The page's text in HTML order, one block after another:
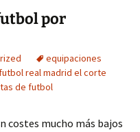
por
equipaciones
real madrid el corte
de futbol
costes mucho más bajos